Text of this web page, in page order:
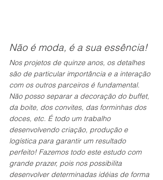
Não é moda, é a sua essência!
Nos projetos de quinze anos, os detalhes
são de particular importância e a interação
com os outros parceiros é fundamental.
Não posso separar a decoração do buffet,
da boite, dos convites, das forminhas dos
doces, etc. É todo um trabalho
desenvolvendo criação, produção e
logística para garantir um resultado
perfeito! Fazemos todo este estudo com
grande prazer, pois nos possibilita
desenvolver determinadas idéias de forma